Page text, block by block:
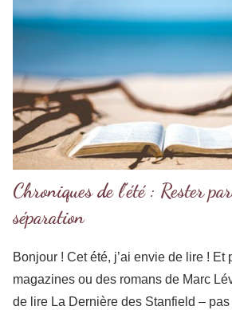
Chroniques de l’été : Rester
séparation
Bonjour ! Cet été, j’ai envie de lire ! Et
magazines ou des romans de Marc
de lire La Dernière des Stanfield –